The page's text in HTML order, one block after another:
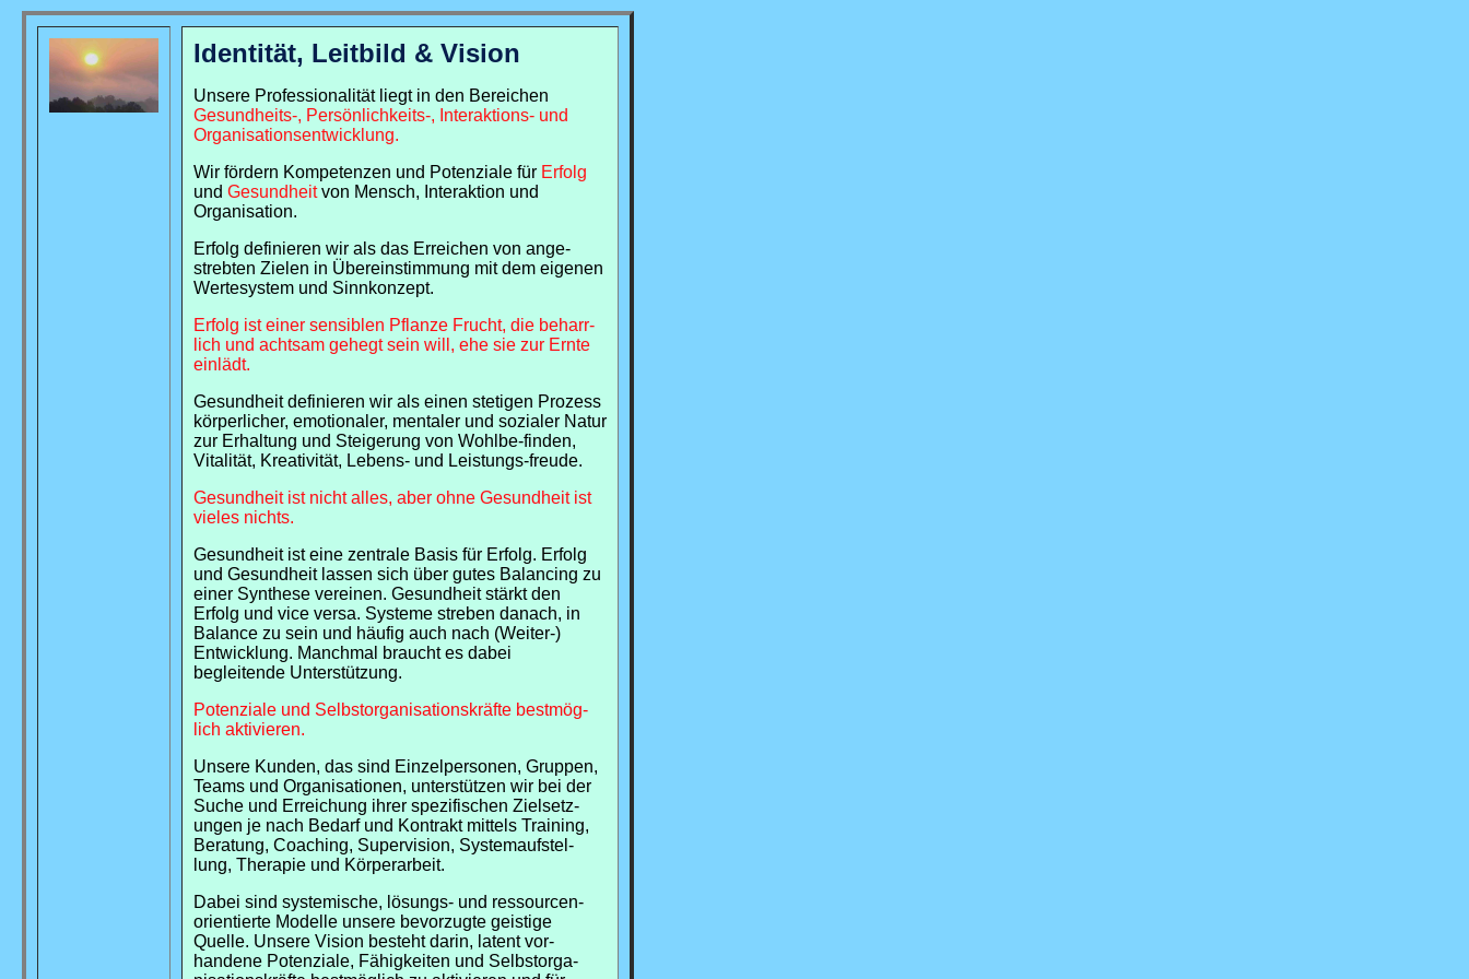
Identität, Leitbild & Vision
Unsere Professionalität liegt in den Bereichen
Gesundheits-, Persönlichkeits-, Interaktions- und
Organisationsentwicklung.
Wir fördern Kompetenzen und Potenziale für Erfolg
und Gesundheitvon Mensch, Interaktion und
Organisation.
Erfolg definieren wir als das Erreichen von ange-
strebten Zielen in Übereinstimmung mit dem eigenen
Wertesystem und Sinnkonzept.
Erfolg ist einer sensiblen Pflanze Frucht, die beharr-
lich und achtsam gehegt sein will, ehe sie zur Ernte
einlädt.
Gesundheit definieren wir als einen stetigen Prozess
körperlicher, emotionaler, mentaler und sozialer Natur
zur Erhaltung und Steigerung von Wohlbe-finden,
Vitalität, Kreativität, Lebens- und Leistungs-freude.
Gesundheit ist nicht alles, aber ohne Gesundheit ist
vieles nichts.
Gesundheit ist eine zentrale Basis für Erfolg. Erfolg
und Gesundheit lassen sich über gutes Balancing zu
einer Synthese vereinen. Gesundheit stärkt den
Erfolg und vice versa. Systeme streben danach, in
Balance zu sein und häufig auch nach (Weiter-)
Entwicklung. Manchmal braucht es dabei
begleitende Unterstützung.
Potenziale und Selbstorganisationskräfte bestmög-
lich aktivieren.
Unsere Kunden, das sind Einzelpersonen, Gruppen,
Teams und Organisationen, unterstützen wir bei der
Suche und Erreichung ihrer spezifischen Zielsetz-
ungen je nach Bedarf und Kontrakt mittels Training,
Beratung, Coaching, Supervision, Systemaufstel-
lung, Therapie und Körperarbeit.
Dabei sind systemische, lösungs- und ressourcen-
orientierte Modelle unsere bevorzugte geistige
Quelle. Unsere Vision besteht darin, latent vor-
handene Potenziale, Fähigkeiten und Selbstorga-